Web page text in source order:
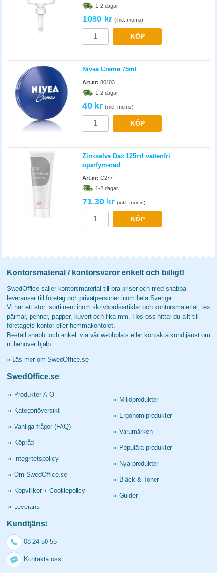
1-2 dagar
1080 kr (inkl. moms)
KÖP
Nivea Creme 75ml
Art.nr: 80103
1-2 dagar
40 kr (inkl. moms)
KÖP
Zinksalva Dax 125ml vattenfri
oparfymerad
Art.nr: C277
1-2 dagar
71.30 kr (inkl. moms)
KÖP
Kontorsmaterial / kontorsvaror enkelt och billigt!
SwedOffice säljer kontorsmaterial till bra priser och med snabba
leveranser till företag och privatpersoner inom hela Sverige.
Vi har ett stort sortiment inom skrivbordsartiklar och kontorsmaterial, tex
pärmar, pennor, papper, kuvert och fika mm. Hos oss hittar du allt till
företagets kontor eller hemmakontoret.
Beställ snabbt och enkelt via vår webbplats eller kontakta kundtjänst om
ni behöver hjälp.
» Läs mer om SwedOffice.se
SwedOffice.se
» Produkter A-Ö
» Kategoriöversikt
» Vanliga frågor (FAQ)
» Köpråd
» Integritetspolicy
» Om SwedOffice.se
» Köpvillkor / Cookiepolicy
» Leverans
» Miljöprodukter
» Ergonomiprodukter
» Varumärken
» Populära produkter
» Nya produkter
» Bläck & Toner
» Guider
Kundtjänst
08-24 50 55
Kontakta oss